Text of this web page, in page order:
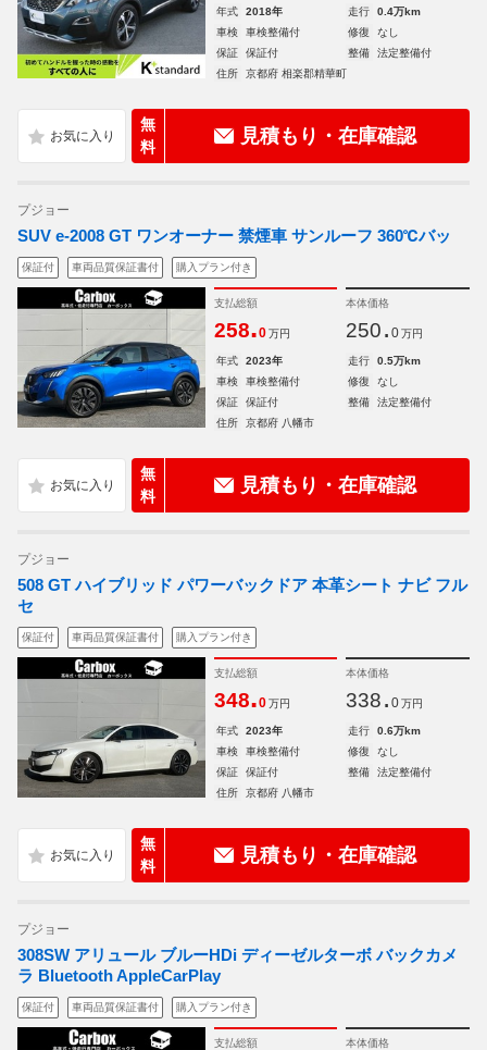
年式 2018年 走行
0.4万km
車検
車検整備付 修復
なし
保証
保証付 整備
法定整備付
住所
京都府 相楽郡精華町
無
料
見積もり・在庫確認
プジョー
SUV e-2008 GT ワンオーナー 禁煙車 サンルーフ 360℃バッ
保証付 車両品質保証書付 購入プラン付き
支払総額
258.0 万円
本体価格
250. 0 万円
年式 2023年 走行
0.5万km
車検
車検整備付 修復
なし
保証
保証付 整備
法定整備付
住所
京都府 八幡市
無
料
見積もり・在庫確認
プジョー
508 GT ハイブリッド パワーバックドア 本革シート ナビ フル
セ
保証付 車両品質保証書付 購入プラン付き
支払総額
348.0 万円
本体価格
338. 0 万円
年式 2023年 走行
0.6万km
車検
車検整備付 修復
なし
保証
保証付 整備
法定整備付
住所
京都府 八幡市
無
料
見積もり・在庫確認
プジョー
308SW アリュール ブルーHDi ディーゼルターボ バックカメ
ラ Bluetooth AppleCarPlay
保証付 車両品質保証書付 購入プラン付き
支払総額 本体価格